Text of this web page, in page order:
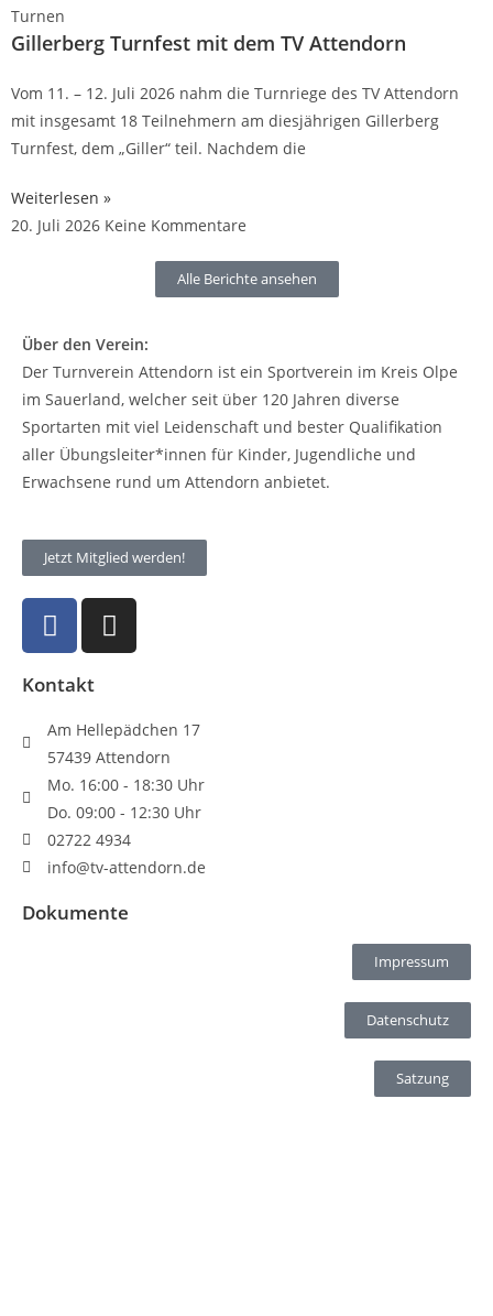
Turnen
Gillerberg Turnfest mit dem TV Attendorn
Vom 11. – 12. Juli 2026 nahm die Turnriege des TV Attendorn
mit insgesamt 18 Teilnehmern am diesjährigen Gillerberg
Turnfest, dem „Giller“ teil. Nachdem die
Weiterlesen »
20. Juli 2026 Keine Kommentare
Alle Berichte ansehen
Über den Verein:
Der Turnverein Attendorn ist ein Sportverein im Kreis Olpe
im Sauerland, welcher seit über 120 Jahren diverse
Sportarten mit viel Leidenschaft und bester Qualifikation
aller Übungsleiter*innen für Kinder, Jugendliche und
Erwachsene rund um Attendorn anbietet.
Jetzt Mitglied werden!
Kontakt
Am Hellepädchen 17
57439 Attendorn
Mo. 16:00 - 18:30 Uhr
Do. 09:00 - 12:30 Uhr
02722 4934
info@tv-attendorn.de
Dokumente
Impressum
Datenschutz
Satzung